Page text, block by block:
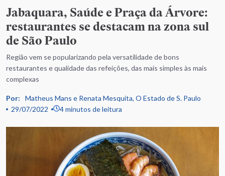
Jabaquara, Saúde e Praça da Árvore:
restaurantes se destacam na zona sul
de São Paulo
Região vem se popularizando pela versatilidade de bons
restaurantes e qualidade das refeições, das mais simples às mais
complexas
Por: Matheus Mans e Renata Mesquita, O Estado de S. Paulo
29/07/2022
4 minutos de leitura